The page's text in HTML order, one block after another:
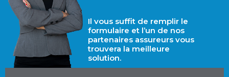
Il vous suffit de remplir le
formulaire et l’un de nos
partenaires assureurs vous
trouvera la meilleure
solution.